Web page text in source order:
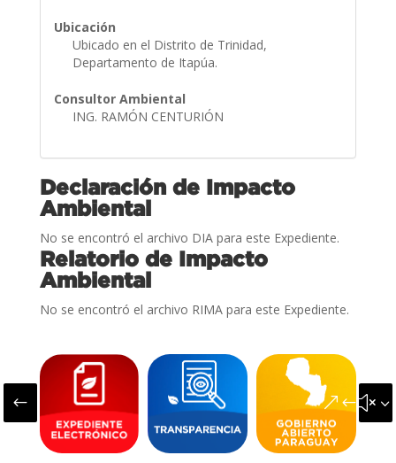
Ubicación
Ubicado en el Distrito de Trinidad,
Departamento de Itapúa.
Consultor Ambiental
ING. RAMÓN CENTURIÓN
Declaración de Impacto
Ambiental
No se encontró el archivo DIA para este Expediente.
Relatorio de Impacto
Ambiental
No se encontró el archivo RIMA para este Expediente.
#